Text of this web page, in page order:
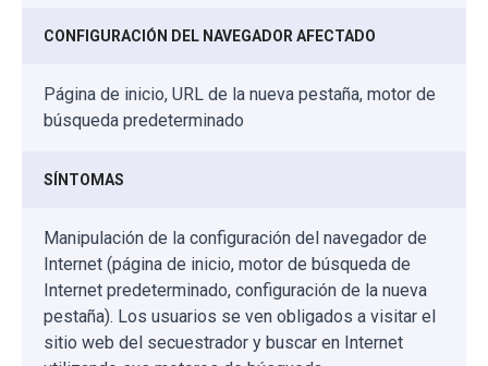
CONFIGURACIÓN DEL NAVEGADOR AFECTADO
Página de inicio, URL de la nueva pestaña, motor de
búsqueda predeterminado
SÍNTOMAS
Manipulación de la configuración del navegador de
Internet (página de inicio, motor de búsqueda de
Internet predeterminado, configuración de la nueva
pestaña). Los usuarios se ven obligados a visitar el
sitio web del secuestrador y buscar en Internet